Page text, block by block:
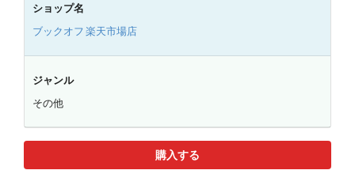
ショップ名
ブックオフ 楽天市場店
ジャンル
その他
購入する